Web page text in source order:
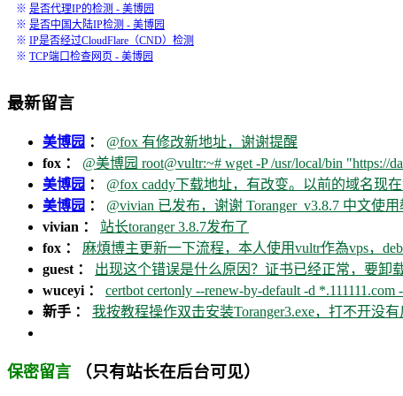
※ 是否代理IP的检测 - 美博园
※ 是否中国大陆IP检测 - 美博园
※ IP是否经过CloudFlare（CND）检测
※ TCP端口检查网页 - 美博园
最新留言
美博园 ： @fox 有修改新地址，谢谢提醒
fox ： @美博园 root@vultr:~# wget -P /usr/local/bin "https://
美博园 ： @fox caddy下载地址，有改变。以前的域名现
美博园 ： @vivian 已发布，谢谢 Toranger_v3.8.7 中文使
vivian ： 站长toranger 3.8.7发布了
fox ： 麻煩博主更新一下流程，本人使用vultr作為vps，
guest ： 出现这个错误是什么原因？证书已经正常，要卸
wuceyi ： certbot certonly --renew-by-default -d *.111111.com
新手 ： 我按教程操作双击安装Toranger3.exe，打不开没有
保密留言 （只有站长在后台可见）